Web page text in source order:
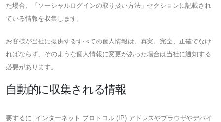
た場合、「ソーシャルログインの取り扱い方法」セクションに記載され
ている情報を収集します。
お客様が当社に提供するすべての個人情報は、真実、完全、正確でなけ
ればならず、そのような個人情報に変更があった場合は当社に通知する
必要があります。
自動的に収集される情報
要するに: インターネット プロトコル (IP) アドレスやブラウザやデバイ